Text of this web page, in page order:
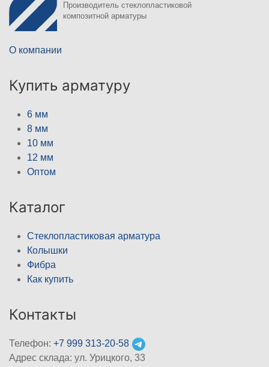
Производитель стеклопластиковой
композитной арматуры
О компании
Купить арматуру
6 мм
8 мм
10 мм
12 мм
Оптом
Каталог
Стеклопластиковая арматура
Колышки
Фибра
Как купить
Контакты
Телефон: +7 999 313-20-58
Адрес склада: ул. Урицкого, 33